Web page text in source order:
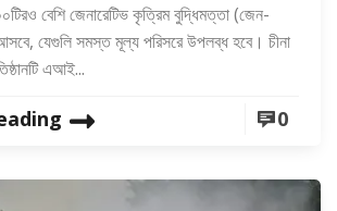
বেশি জেনারেটিভ কৃত্রিম বুদ্ধিমত্তা (জেন-
যেগুলি সমস্ত মূল্য পরিসরে উপলব্ধ হবে। চীনা
এআই...
0